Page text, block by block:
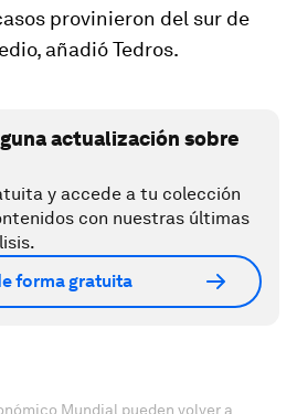
provinieron del sur de
añadió Tedros.
actualización sobre
y accede a tu colección
con nuestras últimas
forma gratuita
Mundial pueden volver a